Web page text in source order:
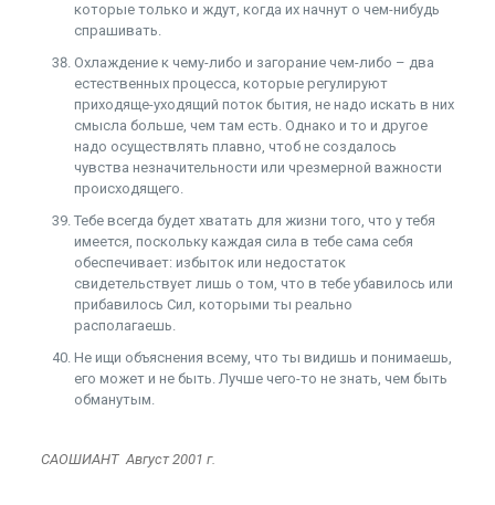
которые только и ждут, когда их начнут о чем-нибудь
спрашивать.
Охлаждение к чему-либо и загорание чем-либо – два
естественных процесса, которые регулируют
приходяще-уходящий поток бытия, не надо искать в них
смысла больше, чем там есть. Однако и то и другое
надо осуществлять плавно, чтоб не создалось
чувства незначительности или чрезмерной важности
происходящего.
Тебе всегда будет хватать для жизни того, что у тебя
имеется, поскольку каждая сила в тебе сама себя
обеспечивает: избыток или недостаток
свидетельствует лишь о том, что в тебе убавилось или
прибавилось Сил, которыми ты реально
располагаешь.
Не ищи объяснения всему, что ты видишь и понимаешь,
его может и не быть. Лучше чего-то не знать, чем быть
обманутым.
САОШИАНТ Август 2001 г.